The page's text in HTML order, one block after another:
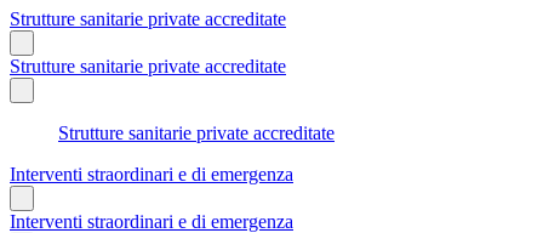
Strutture sanitarie private accreditate
Strutture sanitarie private accreditate
Strutture sanitarie private accreditate
Interventi straordinari e di emergenza
Interventi straordinari e di emergenza